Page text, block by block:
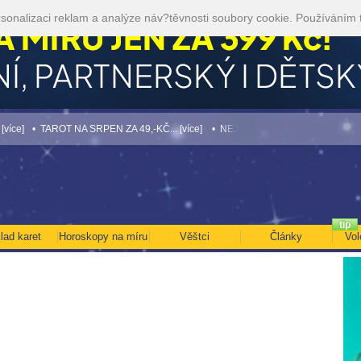
karet Horoskopy na míru Věštci Články
NA SRPEN ZA 49,-KČ... [více] • NEJVĚTŠÍ ROČNÍ HOROSKOP NA ROK
reklam a analýze náv?těvnosti soubory cookie.